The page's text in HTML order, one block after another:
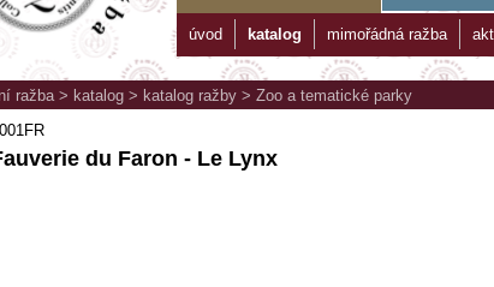
úvod katalog mimořádná ražba
ražba> katalog > katalog ražby > Zoo a tematické parky
du Faron - Le Lynx